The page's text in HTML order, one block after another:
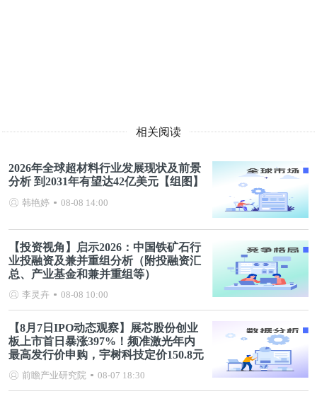
相关阅读
2026年全球超材料行业发展现状及前景
分析 到2031年有望达42亿美元【组图】
韩艳婷 08-08 14:00
【投资视角】启示2026：中国铁矿石行
业投融资及兼并重组分析（附投融资汇
总、产业基金和兼并重组等）
李灵卉 08-08 10:00
【8月7日IPO动态观察】展芯股份创业
板上市首日暴涨397%！频准激光年内
最高发行价申购，宇树科技定价150.8元
前瞻产业研究院 08-07 18:30